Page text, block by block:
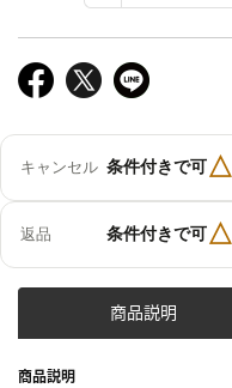
キャンセル 条件付きで可△
返品 条件付きで可△
商品説明
商品説明